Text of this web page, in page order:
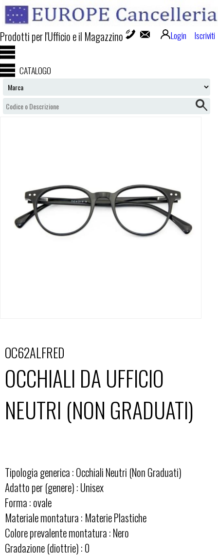
Prodotti per l'Ufficio e il Magazzino Login Iscriviti
CATALOGO
OC62ALFRED
OCCHIALI DA UFFICIO
NEUTRI (NON GRADUATI)
Tipologia generica : Occhiali Neutri (Non Graduati)
Adatto per (genere) : Unisex
Forma : ovale
Materiale montatura : Materie Plastiche
Colore prevalente montatura : Nero
Gradazione (diottrie) : 0